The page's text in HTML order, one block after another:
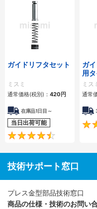
ガイドリフタセット
ミスミ
通常価格(税別)： 420 円
在庫品1日目～
当日出荷可能
ガ
用
ミス
通常
技術サポート窓口
プレス金型部品技術窓口
商品の仕様・技術のお問い